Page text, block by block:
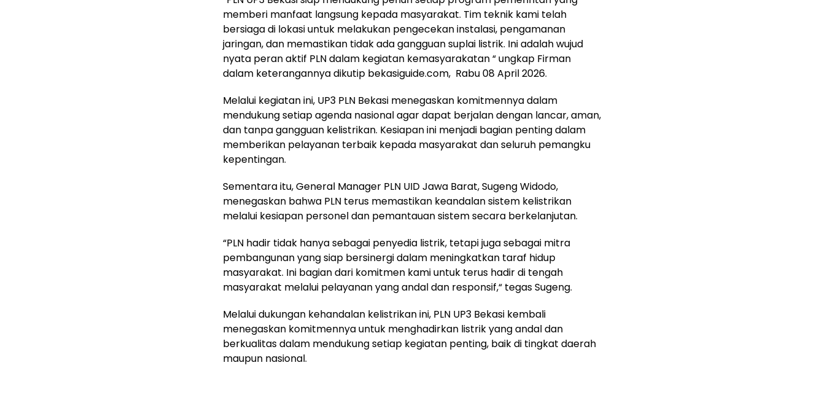
memberi manfaat langsung kepada masyarakat. Tim teknik kami telah
bersiaga di lokasi untuk melakukan pengecekan instalasi, pengamanan
jaringan, dan memastikan tidak ada gangguan suplai listrik. Ini adalah wujud
nyata peran aktif PLN dalam kegiatan kemasyarakatan “ ungkap Firman
dalam keterangannya dikutip bekasiguide.com, Rabu 08 April 2026.
Melalui kegiatan ini, UP3 PLN Bekasi menegaskan komitmennya dalam
mendukung setiap agenda nasional agar dapat berjalan dengan lancar, aman,
dan tanpa gangguan kelistrikan. Kesiapan ini menjadi bagian penting dalam
memberikan pelayanan terbaik kepada masyarakat dan seluruh pemangku
kepentingan.
Sementara itu, General Manager PLN UID Jawa Barat, Sugeng Widodo,
menegaskan bahwa PLN terus memastikan keandalan sistem kelistrikan
melalui kesiapan personel dan pemantauan sistem secara berkelanjutan.
“PLN hadir tidak hanya sebagai penyedia listrik, tetapi juga sebagai mitra
pembangunan yang siap bersinergi dalam meningkatkan taraf hidup
masyarakat. Ini bagian dari komitmen kami untuk terus hadir di tengah
masyarakat melalui pelayanan yang andal dan responsif,“ tegas Sugeng.
Melalui dukungan kehandalan kelistrikan ini, PLN UP3 Bekasi kembali
menegaskan komitmennya untuk menghadirkan listrik yang andal dan
berkualitas dalam mendukung setiap kegiatan penting, baik di tingkat daerah
maupun nasional.